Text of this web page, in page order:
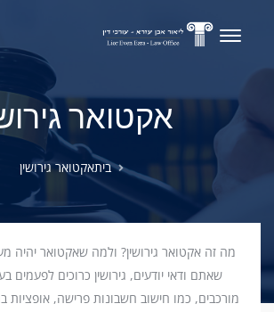
אקטואר
ביתאקטואר גירושין
מה זה אקטואר גירושין? ולמה שאקטואר יהיה
שאתם ודאי יודעים, גירושין כרוכים לפעמים
מורכבים, כמו חישוב חשבונות פרישה, אופציות